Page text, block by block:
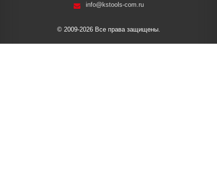
info@kstools-com.ru
© 2009-2026 Все права защищены.